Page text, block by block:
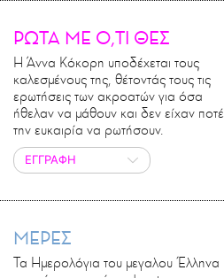
ΡΩΤΑ ΜΕ Ο,ΤΙ ΘΕΣ
Η Άννα Κόκορη υποδέχεται τους
καλεσμένους της, θέτοντάς τους τις
ερωτήσεις των ακροατών για όσα
ήθελαν να μάθουν και δεν είχαν ποτέ
την ευκαιρία να ρωτήσουν.
ΕΓΓΡΑΦΗ
ΜΕΡΕΣ
Τα Ημερολόγια του μεγαλου Έλληνα